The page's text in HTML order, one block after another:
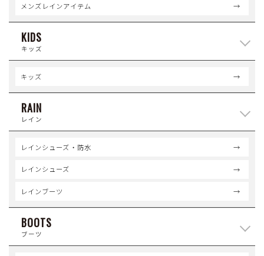
メンズレインアイテム
KIDS
キッズ
キッズ
RAIN
レイン
レインシューズ・防水
レインシューズ
レインブーツ
BOOTS
ブーツ